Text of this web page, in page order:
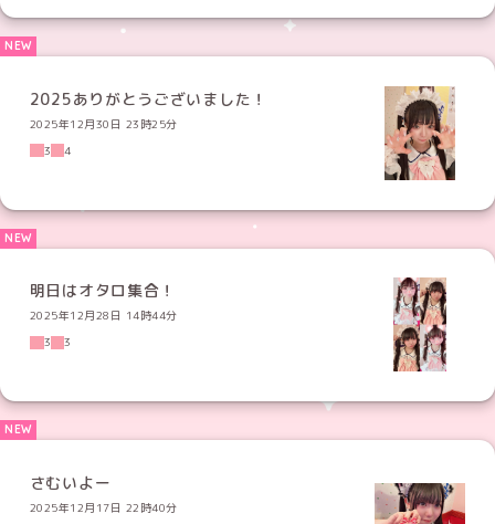
2025ありがとうございました！
2025年12月30日 23時25分
3
4
明日はオタロ集合！
2025年12月28日 14時44分
3
3
さむいよー
2025年12月17日 22時40分